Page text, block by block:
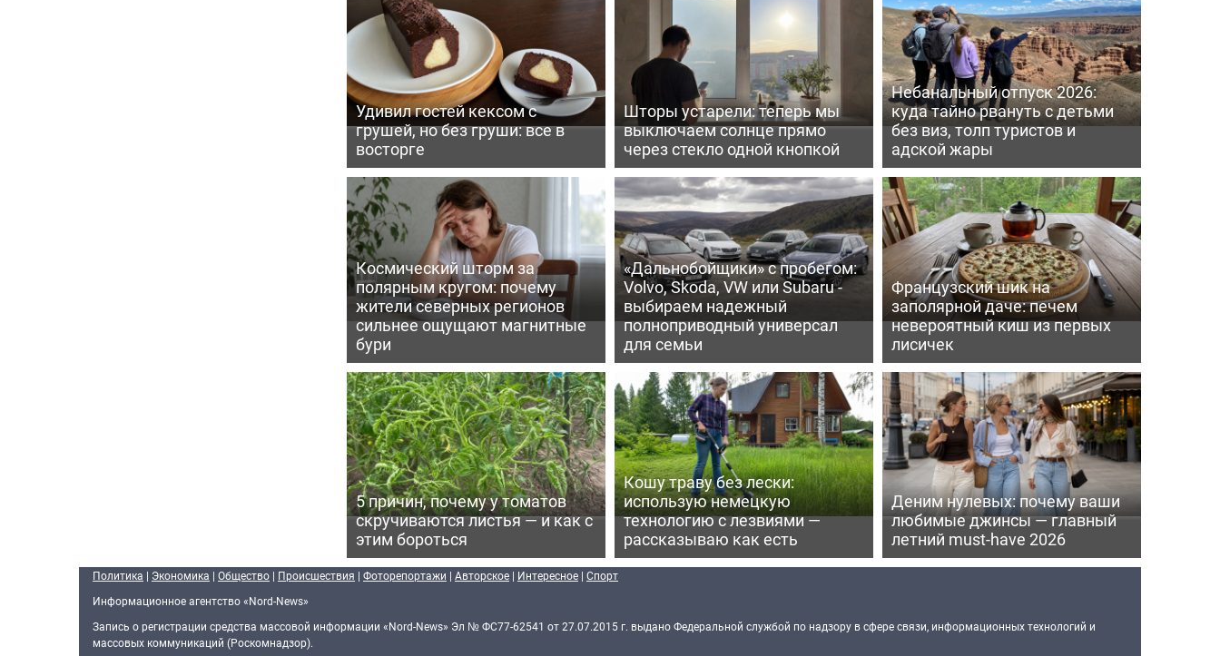
Удивил гостей кексом с
грушей, но без груши: все в
восторге
Шторы устарели: теперь мы
выключаем солнце прямо
через стекло одной кнопкой
Небанальный отпуск 2026:
куда тайно рвануть с детьми
без виз, толп туристов и
адской жары
Космический шторм за
полярным кругом: почему
жители северных регионов
сильнее ощущают магнитные
бури
«Дальнобойщики» с пробегом:
Volvo, Skoda, VW или Subaru -
выбираем надежный
полноприводный универсал
для семьи
Французский шик на
заполярной даче: печем
невероятный киш из первых
лисичек
5 причин, почему у томатов
скручиваются листья — и как с
этим бороться
Кошу траву без лески:
использую немецкую
технологию с лезвиями —
рассказываю как есть
Деним нулевых: почему ваши
любимые джинсы — главный
летний must-have 2026
Политика | Экономика | Общество | Происшествия | Фоторепортажи | Авторское | Интересное | Спорт
Информационное агентство «Nord-News»
Запись о регистрации средства массовой информации «Nord-News» Эл № ФС77-62541 от 27.07.2015 г. выдано Федеральной службой по надзору в сфере связи, информационных технологий и
массовых коммуникаций (Роскомнадзор).